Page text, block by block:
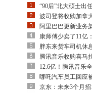
“90后”北大硕士出
波司登将收购加拿
阿里巴巴更新业务
康师傅少卖了11亿
胖东来货车司机休
腾讯音乐收购喜马
12.6亿！腾讯音乐
哪吒汽车员工回应
京东：未来3个月